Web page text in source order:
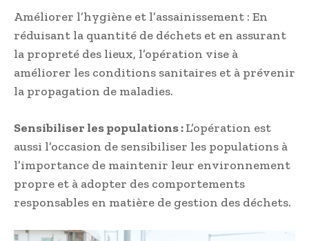
Améliorer l’hygiène et l’assainissement : En
réduisant la quantité de déchets et en assurant
la propreté des lieux, l’opération vise à
améliorer les conditions sanitaires et à prévenir
la propagation de maladies.
Sensibiliser les populations :L’opération est
aussi l’occasion de sensibiliser les populations à
l’importance de maintenir leur environnement
propre et à adopter des comportements
responsables en matière de gestion des déchets.